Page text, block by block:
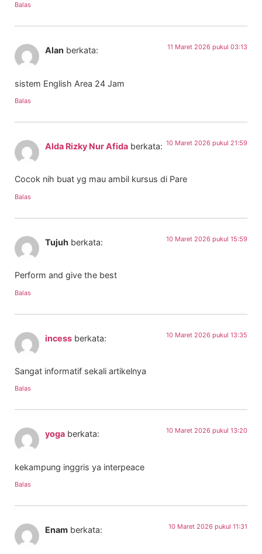
Balas
Alan berkata: 11 Maret 2026 pukul 03:13
sistem English Area 24 Jam
Balas
Alda Rizky Nur Afida berkata: 10 Maret 2026 pukul 21:59
Cocok nih buat yg mau ambil kursus di Pare
Balas
Tujuh berkata: 10 Maret 2026 pukul 15:59
Perform and give the best
Balas
incess berkata: 10 Maret 2026 pukul 13:35
Sangat informatif sekali artikelnya
Balas
yoga berkata: 10 Maret 2026 pukul 13:20
kekampung inggris ya interpeace
Balas
Enam berkata: 10 Maret 2026 pukul 11:31